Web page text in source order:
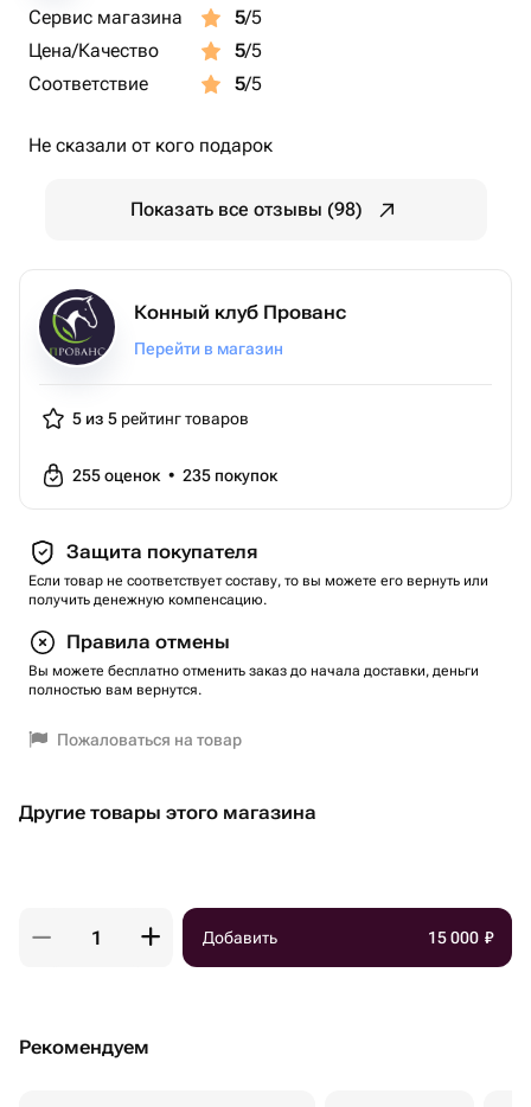
Сервис магазина 5/5
Цена/Качество
5/5
Соответствие
5/5
Не сказали от кого подарок
Показать все отзывы (98)
Конный клуб Прованс
Перейти в магазин
5 из 5 рейтинг товаров
255оценок • 235 покупок
Защита покупателя
Если товар не соответствует составу, то вы можете его вернуть или
получить денежную компенсацию.
Правила отмены
Вы можете бесплатно отменить заказ до начала доставки, деньги
полностью вам вернутся.
Пожаловаться на товар
Другие товары этого магазина
Добавить 15 000 ₽
Рекомендуем